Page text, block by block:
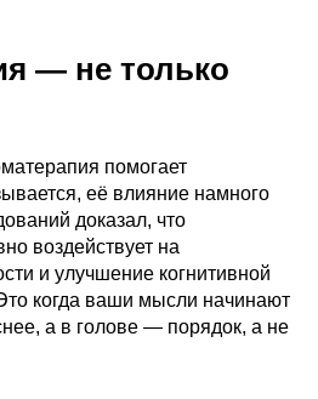
— не только
помогает
её влияние намного
доказал, что
воздействует на
и улучшение когнитивной
когда ваши мысли начинают
а в голове — порядок, а не